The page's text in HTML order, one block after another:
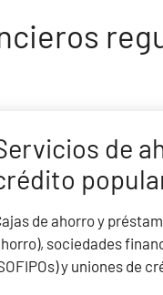
de
de ahorro y
sociedades
y uniones de